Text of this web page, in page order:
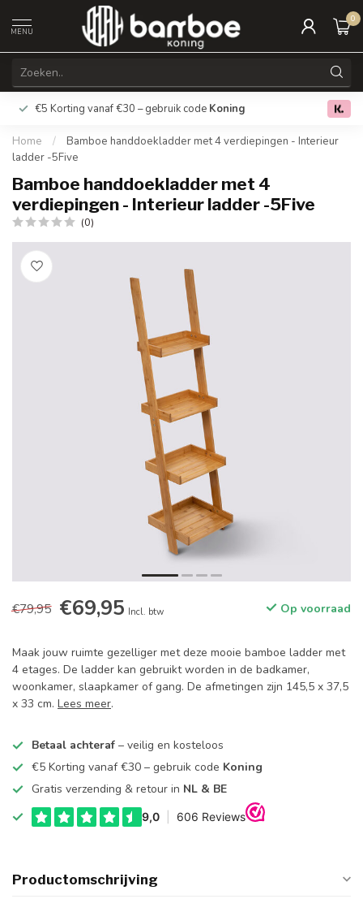
MENU
0
€5 Korting vanaf €30 – gebruik code Koning Gratis
Home /
Bamboe handdoekladder met 4 verdiepingen - Interieur
ladder -5Five
Bamboe handdoekladder met 4
verdiepingen - Interieur ladder -5Five
(0)
€79,95 €69,95 Incl. btw Op voorraad
Maak jouw ruimte gezelliger met deze mooie bamboe ladder met
4 etages. De ladder kan gebruikt worden in de badkamer,
woonkamer, slaapkamer of gang. De afmetingen zijn 145,5 x 37,5
x 33 cm. Lees meer.
Betaal achteraf – veilig en kosteloos
€5 Korting vanaf €30 – gebruik code Koning
Gratis verzending & retour in NL & BE
Productomschrijving